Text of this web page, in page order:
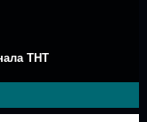
ТНТ